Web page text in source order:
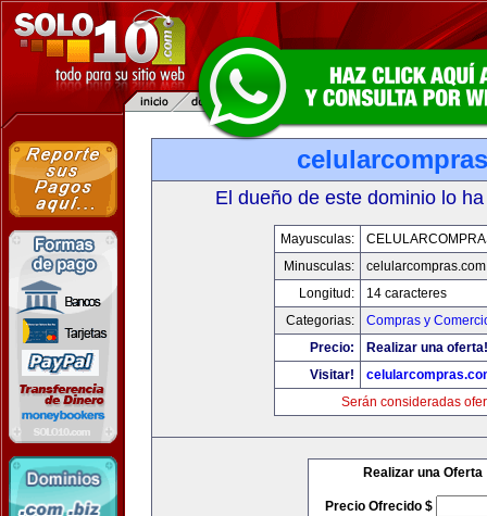
El dueño de este dominio lo
Mayusculas:
Minusculas:
celularcompras.com
Longitud:
14 caracteres
Categorias:
Compras y
Precio:
Realizar una oferta!
Visitar!
Serán consideradas
Realizar una Oferta
Precio Ofrecido $